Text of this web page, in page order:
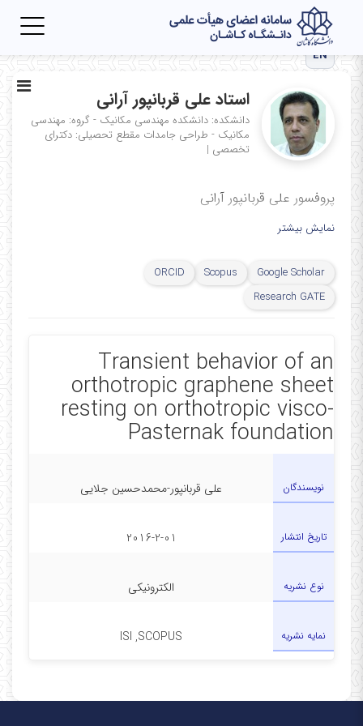
EN
استاد علی قربانپور آرانی
دانشکده: دانشکده مهندسی مکانیک - گروه: مهندسی
مکانیک - طراحی جامدات مقطع تحصیلی: دکترای
تخصصی |
پروفسور علی قربانپور آرانی
نمایش بیشتر
Google Scholar
Scopus
ORCID
Research GATE
Transient behavior of an
orthotropic graphene sheet
resting on orthotropic visco-
Pasternak foundation
نویسندگان علی قربانپور-محمدحسین جلایی
تاریخ انتشار 2016-2-01
نوع نشریه الکترونیکی
نمایه نشریه ISI ,SCOPUS